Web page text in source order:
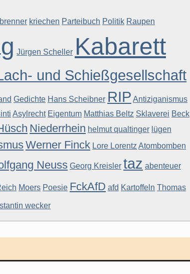
kriechen Parteibuch Politik Raupen
Jürgen Scheller Kabarett
und Schießgesellschaft
Gedichte Hans Scheibner RIP Antiziganismus
Asylrecht Eigentum Matthias Beltz Sklaverei Beck
Niederrhein helmut qualtinger lügen
Werner Finck Lore Lorentz Atombomben
Neuss Georg Kreisler taz abenteuer
Moers Poesie FckAfD afd Kartoffeln Thomas
wecker